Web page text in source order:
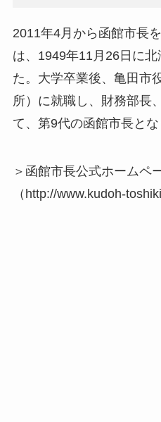
2011年4月から函館市長
は、1949年11月26日に
た。大学卒業後、亀田市
所）に就職し、財務部長
て、第9代の函館市長とな
＞函館市長公式ホームペ
（http://www.kudoh-